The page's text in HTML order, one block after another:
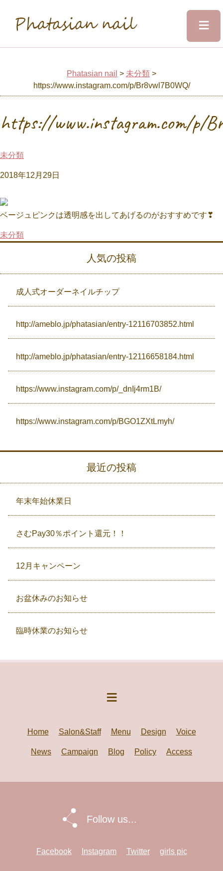
≡
Voice
Campaign
Access
Phatasian nail > 未分類 >
https://www.instagram.com/p/Br8vwl7B0WQ/
https://www.instagram.com/p/
未分類
2018年12月29日
ベージュピンクは透明感を出してあげるのがおすすめです❣
未分類
人気の投稿
成人式オーダーネイルチップ
http://ameblo.jp/phatasian/entry-12116703852.html
http://ameblo.jp/phatasian/entry-12116658184.html
https://www.instagram.com/p/_dnIj4rm1B/
https://www.instagram.com/p/BGO1ZXtLmyh/
最近の投稿
年末年始休業日
さむPay30％ポイント還元！！
12月キャンペーン
お盆休みのお知らせ
臨時休業のお知らせ
Home Salon&Staff Menu Design Voice
News Campaign Blog Policy Access
Follow us...
Facebook Instagram Twitter girls pic